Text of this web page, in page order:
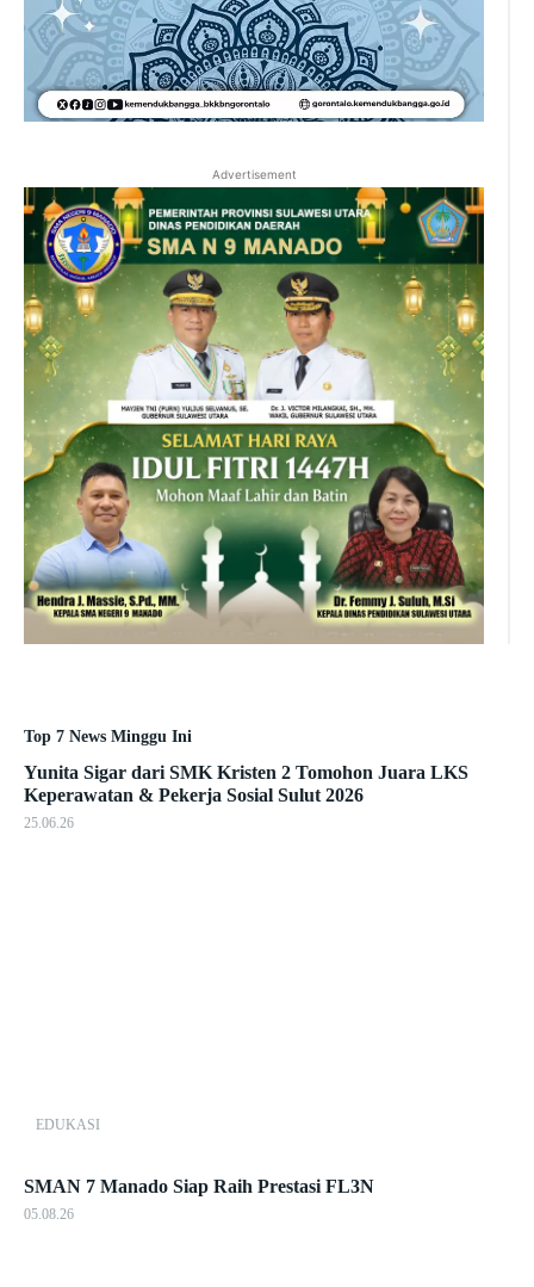
Advertisement
Top 7 News Minggu Ini
Yunita Sigar dari SMK Kristen 2 Tomohon Juara LKS
Keperawatan & Pekerja Sosial Sulut 2026
25.06.26
EDUKASI
SMAN 7 Manado Siap Raih Prestasi FL3N
05.08.26